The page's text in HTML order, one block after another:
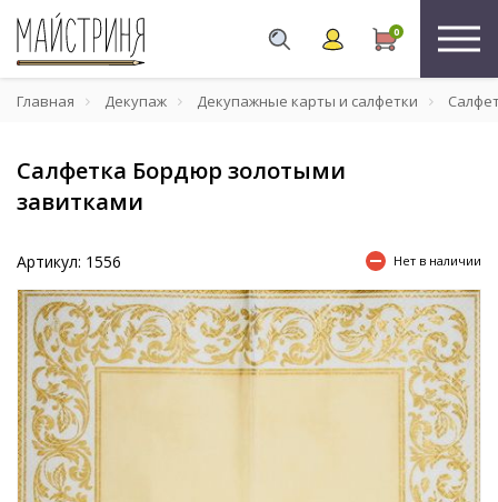
0
Главная Декупаж Декупажные карты и салфетки
Салфетка Бордюр золотыми
завитками
Артикул: 1556 Нет в наличии